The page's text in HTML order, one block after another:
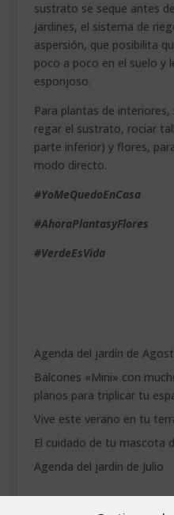
sustrato se seque antes
jardines, el sistema de
aspersión, que posibilita
poco a poco en el suelo y
esponjoso.
Para plantas de
regar el sustrato, rociar
parte inferior) y flores,
modo directo.
#YoMeQuedoEnCasa
#AhoraPlantasyFlores
#VerdeEsVida
Agenda del jardín de
Balcones «Mini» con
planos para triplicar tu
Vive este verano en tu
El cuidado de tu mascota
Agenda del jardín de Julio